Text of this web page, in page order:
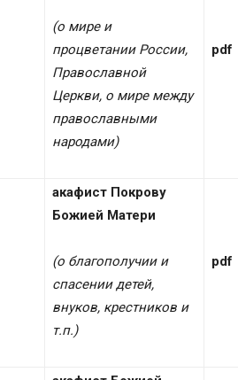
(о мире и
процветании России,
Православной
Церкви, о мире между
православными
народами)
pdf
акафист Покрову
Божией Матери
(о благополучии и
спасении детей,
внуков, крестников и
т.п.)
pdf